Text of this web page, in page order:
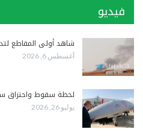
فيديو
شاهد أولى المقاطع
أغسطس 6, 2026
لحظة سقوط واحتراق
يوليو 26, 2026